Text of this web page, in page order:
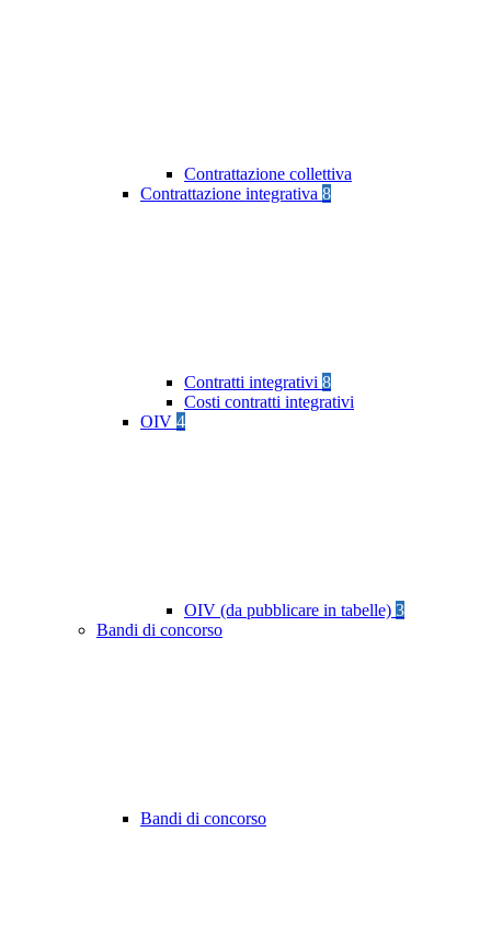
Contrattazione collettiva
Contrattazione integrativa 8
Contratti integrativi 8
Costi contratti integrativi
OIV 4
OIV (da pubblicare in tabelle) 3
Bandi di concorso
Bandi di concorso